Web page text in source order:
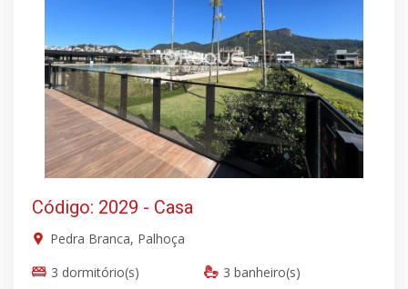
Código: 2029 - Casa
Pedra Branca, Palhoça
3 dormitório(s)
3 banheiro(s)